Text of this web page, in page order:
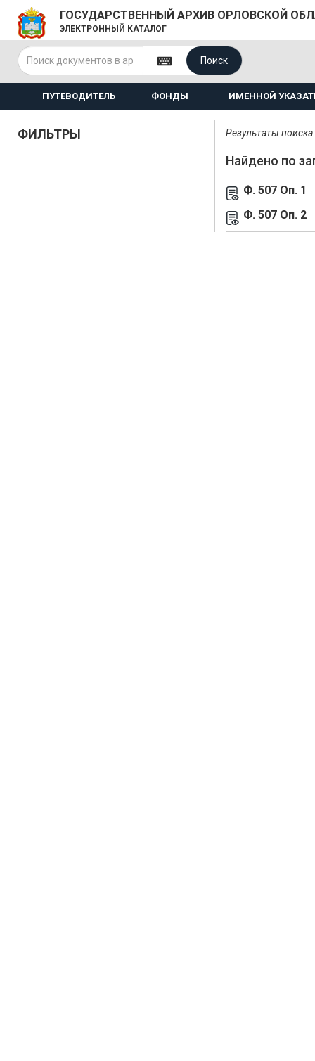
ГОСУДАРСТВЕННЫЙ АРХИВ ОРЛОВСКОЙ
ЭЛЕКТРОННЫЙ КАТАЛОГ
Поиск
ПУТЕВОДИТЕЛЬ ФОНДЫ ИМЕННОЙ
ФИЛЬТРЫ Результаты
Найдено по
Ф. 507 Оп. 1
Ф. 507 Оп. 2